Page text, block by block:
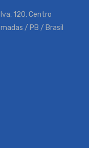
120, Centro
/ PB / Brasil